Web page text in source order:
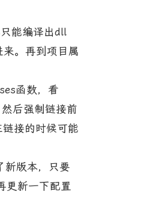
能编译出dll
。再到项目属
函数，看
后强制链接前
接的时候可能
版本，只要
更新一下配置